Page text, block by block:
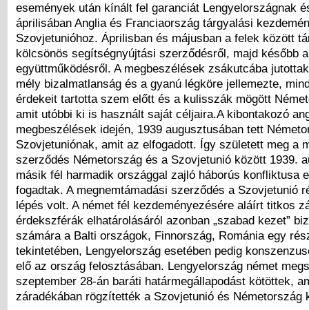
események után kínált fel garanciát Lengyelországnak
áprilisában Anglia és Franciaország tárgyalási
Szovjetunióhoz. Áprilisban és májusban a felek között
kölcsönös segítségnyújtási szerződésről, majd később
együttműködésről. A megbeszélések zsákutcába
mély bizalmatlanság és a gyanú légköre jellemezte,
érdekeit tartotta szem előtt és a kulisszák mögött
amit utóbbi ki is használt saját céljaira.A kibontakozó
megbeszélések idején, 1939 augusztusában tett
Szovjetuniónak, amit az elfogadott. Így született meg a
szerződés Németország és a Szovjetunió között 1939.
másik fél harmadik országgal zajló háborús konfliktusa
fogadtak. A megnemtámadási szerződés a Szovjetunió
lépés volt. A német fél kezdeményezésére aláírt titkos
érdekszférák elhatárolásáról azonban „szabad kezet”
számára a Balti országok, Finnország, Románia egy
tekintetében, Lengyelország esetében pedig
elő az ország felosztásában. Lengyelország német
szeptember 28-án baráti határmegállapodást kötöttek,
záradékában rögzítették a Szovjetunió és Németország